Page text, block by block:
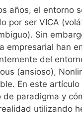
años, el entorno
por ser VICA
Sin
empresarial han
del
(ansioso),
En este artículo
de paradigma y
utilizando